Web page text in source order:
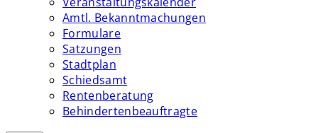
Amtl. Bekanntmachungen
Formulare
Satzungen
Stadtplan
Schiedsamt
Rentenberatung
Behindertenbeauftragte